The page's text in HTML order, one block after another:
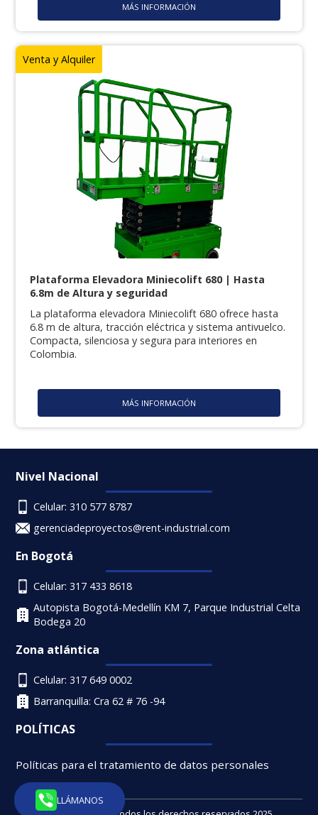
MÁS INFORMACIÓN
Venta y Alquiler
Plataforma Elevadora Miniecolift 680 | Hasta
6.8m de Altura y seguridad
La plataforma elevadora Miniecolift 680 ofrece hasta
6.8 m de altura, tracción eléctrica y sistema antivuelco.
Compacta, silenciosa y segura para interiores en
Colombia.
MÁS INFORMACIÓN
Nivel Nacional
Celular: 310 577 8787
gerenciadeproyectos@rent-industrial.com
En Bogotá
Celular: 317 433 8618
Autopista Bogotá-Medellín KM 7, Parque Industrial Celta
Bodega 20
Zona atlántica
Celular: 317 649 0002
Barranquilla: Cra 62 # 76 -94
POLÍTICAS
Políticas para el tratamiento de datos personales
LLÁMANOS